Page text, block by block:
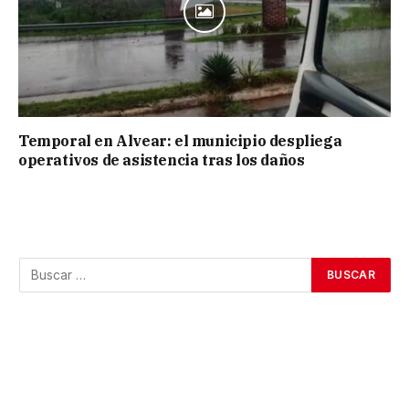
Temporal en Alvear: el municipio despliega
operativos de asistencia tras los daños